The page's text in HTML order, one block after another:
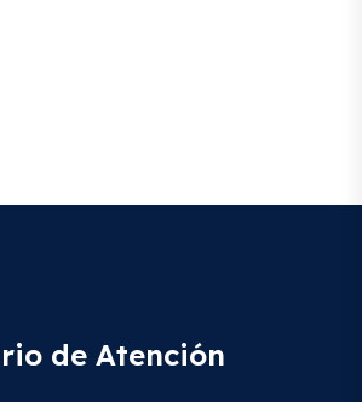
de Atención